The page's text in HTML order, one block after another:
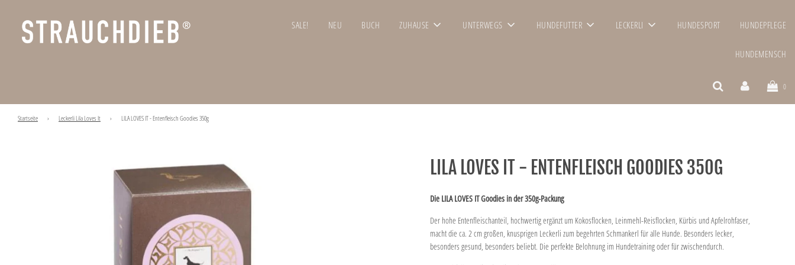
SALE! NEU BUCH ZUHAUSE UNTERWEGS HUNDEFUTTER LECKERLI HUNDESPORT HUNDEPFLEGE
HUNDEMENSCH
0
Startseite › Leckerli Lila Loves It › LILA LOVES IT - Entenfleisch Goodies 350g
LILA LOVES IT - ENTENFLEISCH GOODIES 350G
Die LILA LOVES IT Goodies in der 350g-Packung
Der hohe Entenfleischanteil, hochwertig ergänzt um Kokosflocken, Leinmehl-Reisflocken, Kürbis und Apfelrohfaser,
macht die ca. 2 cm großen, knusprigen Leckerli zum begehrten Schmankerl für alle Hunde. Besonders lecker,
besonders gesund, besonders beliebt. Die perfekte Belohnung im Hundetraining oder für zwischendurch.